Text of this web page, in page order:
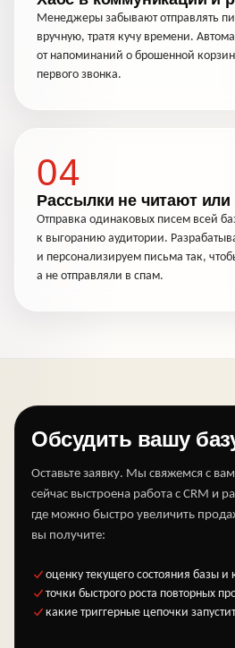
Менеджеры забывают отправлять
вручную, тратя кучу времени.
от напоминаний о брошенной
первого звонка.
04
Рассылки не читают
Отправка одинаковых писем всей
к выгоранию аудитории.
и персонализируем письма так,
а не отправляли в спам.
Обсудить вашу
Оставьте заявку. Мы свяжемся с
сейчас выстроена работа с CRM и
где можно быстро увеличить
вы получите:
оценку текущего состояния базы
точки быстрого роста повторных
какие триггерные цепочки